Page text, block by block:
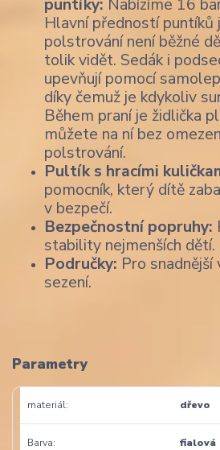
puntíky: Nabízíme 16
Hlavní předností puntíků
polstrování není běžné
tolik vidět. Sedák i
upevňují pomocí
díky čemuž je kdykoliv
Během praní je židlička
můžete na ní bez
polstrování.
Pultík s hracími
pomocník, který dítě
v bezpečí.
Bezpečnostní popruhy:
stability nejmenších dětí.
Područky: Pro
sezení.
Parametry
materiál dřevo
Barva fialová